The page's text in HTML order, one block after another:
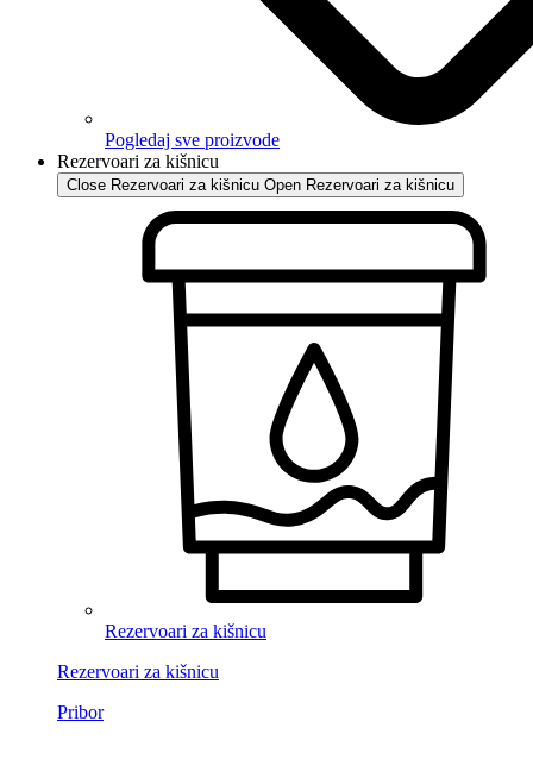
Pogledaj sve proizvode
Rezervoari za kišnicu
Close Rezervoari za kišnicu Open Rezervoari za kišnicu
Rezervoari za kišnicu
Rezervoari za kišnicu
Pribor